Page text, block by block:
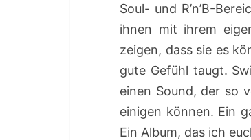
Soul- und R’n’B-
ihnen mit ihrem
zeigen, dass sie es
gute Gefühl taugt.
einen Sound, der so
einigen können. Ein
Ein Album, das ich